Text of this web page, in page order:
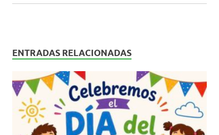
ENTRADAS RELACIONADAS